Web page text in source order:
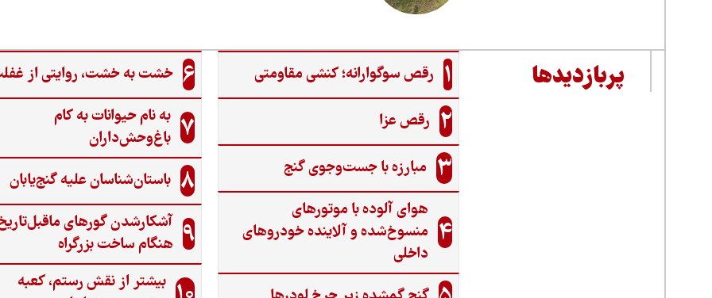
پربازدیدها 1 رقص سوگوارانه؛ کنشی مقاومتی
2 رقص عزا
3 مبارزه با جست‌وجوی گنج‌
4
هوای آلوده با موتورهای
منسوخ‌شده و آلاینده خودروهای
داخلی
6 خشت به خشت، روایتی از
7 به نام حیوانات به کام
باغ‌وحش‌داران
8 باستان‌شناسان علیه گنج‌یابان
9 آشکارشدن گورهای
هنگام ساخت بزرگراه
بیشتر از نقش رستم، کعبه